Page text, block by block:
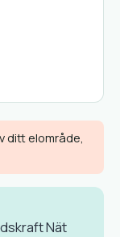
ditt elområde,
Nät